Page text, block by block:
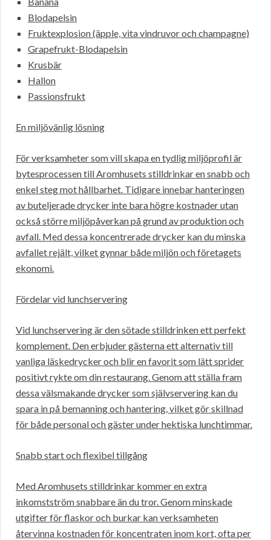
Blodapelsin
Fruktexplosion (äpple, vita vindruvor och champagne)
Grapefrukt-Blodapelsin
Krusbär
Hallon
Passionsfrukt
En miljövänlig lösning
För verksamheter som vill skapa en tydlig miljöprofil är
bytesprocessen till Aromhusets stilldrinkar en snabb och
enkel steg mot hållbarhet. Tidigare innebar hanteringen
av buteljerade drycker inte bara högre kostnader utan
också större miljöpåverkan på grund av produktion och
avfall. Med dessa koncentrerade drycker kan du minska
avfallet rejält, vilket gynnar både miljön och företagets
ekonomi.
Fördelar vid lunchservering
Vid lunchservering är den sötade stilldrinken ett perfekt
komplement. Den erbjuder gästerna ett alternativ till
vanliga läskedrycker och blir en favorit som lätt sprider
positivt rykte om din restaurang. Genom att ställa fram
dessa välsmakande drycker som självservering kan du
spara in på bemanning och hantering, vilket gör skillnad
för både personal och gäster under hektiska lunchtimmar.
Snabb start och flexibel tillgång
Med Aromhusets stilldrinkar kommer en extra
inkomstström snabbare än du tror. Genom minskade
utgifter för flaskor och burkar kan verksamheten
återvinna kostnaden för koncentraten inom kort, ofta per